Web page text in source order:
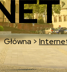
Główna>